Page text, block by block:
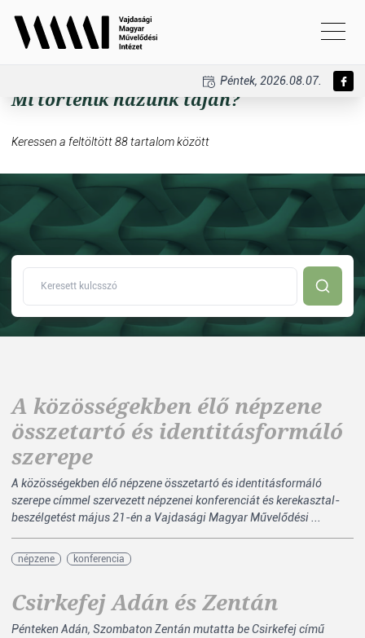
Péntek, 2026.08.07.
Mi történik házunk táján?
Keressen a feltöltött 88 tartalom között
A közösségekben élő népzene
összetartó és identitásformáló
szerepe
A közösségekben élő népzene összetartó és identitásformáló
szerepe címmel szervezett népzenei konferenciát és kerekasztal-
beszélgetést május 21-én a Vajdasági Magyar Művelődési ...
népzene konferencia
Csirkefej Adán és Zentán
Pénteken Adán, Szombaton Zentán mutatta be Csirkefej című